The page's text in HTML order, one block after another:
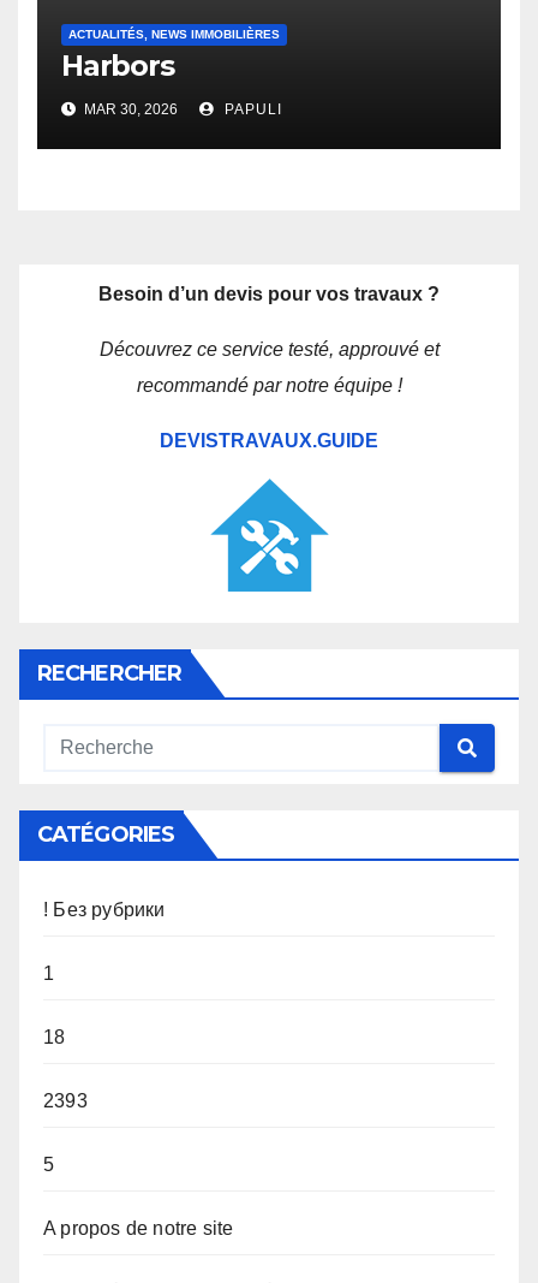
ACTUALITÉS, NEWS IMMOBILIÈRES
Harbors
MAR 30, 2026 PAPULI
Besoin d’un devis pour vos travaux ?
Découvrez ce service testé, approuvé et
recommandé par notre équipe !
DEVISTRAVAUX.GUIDE
RECHERCHER
CATÉGORIES
! Без рубрики
1
18
2393
5
A propos de notre site